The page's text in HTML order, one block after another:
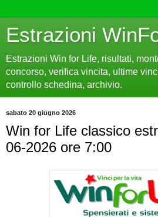
Estrazioni
Estrazioni Win for Life, risultati,
concorso, verifica vincita, ultime
controllo schedina, archivio.
sabato 20 giugno 2026
Win for Life classico
06-2026 ore 7:00